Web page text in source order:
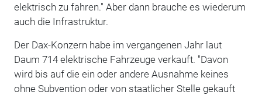
elektrisch zu fahren." Aber dann brauche es wiederum
auch die Infrastruktur.
Der Dax-Konzern habe im vergangenen Jahr laut
Daum 714 elektrische Fahrzeuge verkauft. "Davon
wird bis auf die ein oder andere Ausnahme keines
ohne Subvention oder von staatlicher Stelle gekauft